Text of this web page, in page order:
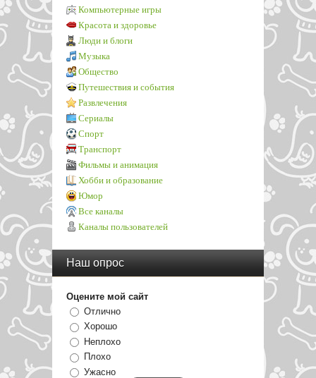
Компьютерные игры
Красота и здоровье
Люди и блоги
Музыка
Общество
Путешествия и события
Развлечения
Сериалы
Спорт
Транспорт
Фильмы и анимация
Хобби и образование
Юмор
Все каналы
Каналы пользователей
Наш опрос
Оцените мой сайт
Отлично
Хорошо
Неплохо
Плохо
Ужасно